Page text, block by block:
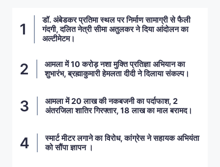
डॉ. अंबेडकर प्रतिमा स्थल पर निर्माण सामाग्री से फैली
गंदगी, दलित नेत्री सीमा अतुलकर ने दिया आंदोलन का
अल्टीमेटम।
आमला में 10 करोड़ नशा मुक्ति प्रतिज्ञा अभियान का
शुभारंभ, ब्रह्माकुमारी हेमलता दीदी ने दिलाया संकल्प।
आमला में 20 लाख की नकबजनी का पर्दाफाश, 2
अंतरजिला शातिर गिरफ्तार, 18 लाख का माल बरामद।
स्मार्ट मीटर लगाने का विरोध, कांग्रेस ने सहायक अभियंता
को सौंपा ज्ञापन ।